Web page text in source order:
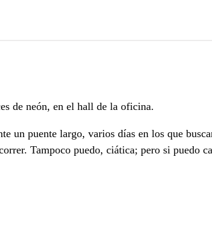
de neón, en el hall de la oficina.
un puente largo, varios días en los que
Tampoco puedo, ciática; pero si puedo